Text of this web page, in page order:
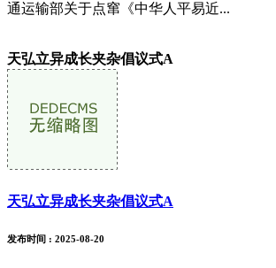
通运输部关于点窜《中华人平易近...
天弘立异成长夹杂倡议式A
天弘立异成长夹杂倡议式A
发布时间 : 2025-08-20